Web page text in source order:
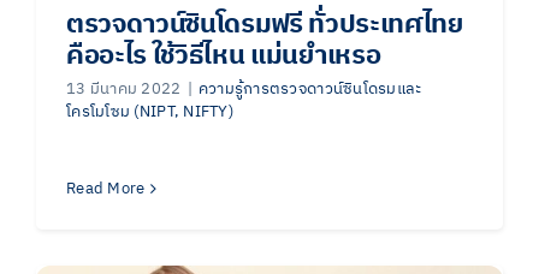
ตรวจดาวน์ซินโดรมฟรี ทั่วประเทศไทย
คืออะไร ใช้วิธีไหน แม่นยำเหรอ
13 มีนาคม 2022 | ความรู้การตรวจดาวน์ซินโดรมและ
โครโมโซม (NIPT, NIFTY)
Read More